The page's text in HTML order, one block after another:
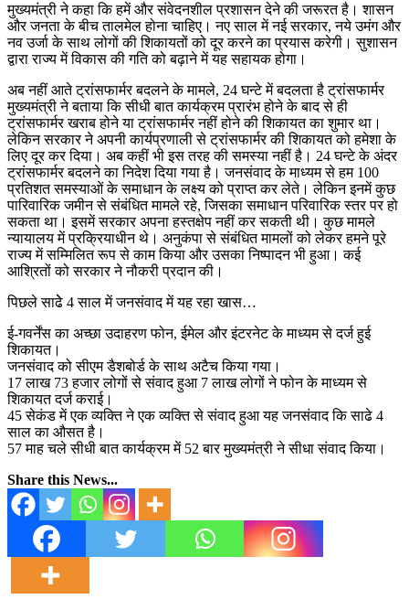
मुख्यमंत्री ने कहा कि हमें और संवेदनशील प्रशासन देने की जरूरत है। शासन
और जनता के बीच तालमेल होना चाहिए। नए साल में नई सरकार, नये उमंग और
नव उर्जा के साथ लोगों की शिकायतों को दूर करने का प्रयास करेगी। सुशासन
द्वारा राज्य में विकास की गति को बढ़ाने में यह सहायक होगा।
अब नहीं आते ट्रांसफार्मर बदलने के मामले, 24 घन्टे में बदलता है ट्रांसफार्मर
मुख्यमंत्री ने बताया कि सीधी बात कार्यक्रम प्रारंभ होने के बाद से ही
ट्रांसफार्मर खराब होने या ट्रांसफार्मर नहीं होने की शिकायत का शुमार था।
लेकिन सरकार ने अपनी कार्यप्रणाली से ट्रांसफार्मर की शिकायत को हमेशा के
लिए दूर कर दिया। अब कहीं भी इस तरह की समस्या नहीं है। 24 घन्टे के अंदर
ट्रांसफार्मर बदलने का निदेश दिया गया है। जनसंवाद के माध्यम से हम 100
प्रतिशत समस्याओं के समाधान के लक्ष्य को प्राप्त कर लेते। लेकिन इनमें कुछ
पारिवारिक जमीन से संबंधित मामले रहे, जिसका समाधान परिवारिक स्तर पर हो
सकता था। इसमें सरकार अपना हस्तक्षेप नहीं कर सकती थी। कुछ मामले
न्यायालय में प्रक्रियाधीन थे। अनुकंपा से संबंधित मामलों को लेकर हमने पूरे
राज्य में सम्मिलित रूप से काम किया और उसका निष्पादन भी हुआ। कई
आश्रितों को सरकार ने नौकरी प्रदान की।
पिछले साढेे 4 साल में जनसंवाद में यह रहा खास…
ई-गवर्नेंस का अच्छा उदाहरण फोन, ईमेल और इंटरनेट के माध्यम से दर्ज हुई
शिकायत।
जनसंवाद को सीएम डैशबोर्ड के साथ अटैच किया गया।
17 लाख 73 हजार लोगों से संवाद हुआ 7 लाख लोगों ने फोन के माध्यम से
शिकायत दर्ज कराई।
45 सेकंड में एक व्यक्ति ने एक व्यक्ति से संवाद हुआ यह जनसंवाद कि साढे 4
साल का औसत है।
57 माह चले सीधी बात कार्यक्रम में 52 बार मुख्यमंत्री ने सीधा संवाद किया।
Share this News...